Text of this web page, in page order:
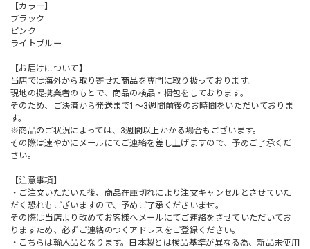
【カラー】
ブラック
ピンク
ライトブルー
【お届けについて】
当店では海外から取り寄せた商品を専門に取り扱っております。
現地の提携業者のもとで、商品の検品・梱包をしております。
そのため、ご決済から発送まで1～3週間前後のお時間をいただいておりま
す。
※商品のご状況によっては、3週間以上かかる場合もございます。
その際は速やかにメールにてご連絡を差し上げますので、予めご了承くだ
さい。
【注意事項】
・ご注文いただいた後、商品在庫切れにより注文キャンセルとさせていた
だく恐れもございますので、予めご了承くださいませ。
その際は当店より改めてお客様へメールにてご連絡をさせていただいてお
りますため、必ずご連絡のつくアドレスをご登録ください。
・こちらは輸入品となります。日本製とは検品基準が異なる為、新品未使用